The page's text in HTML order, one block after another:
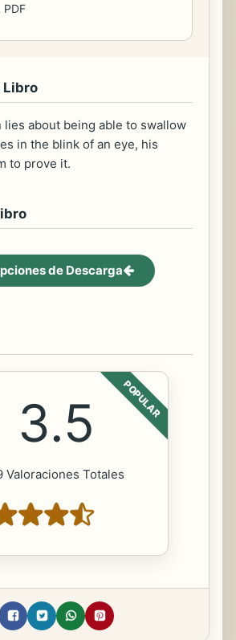
PDF
Libro
lies about being able to swallow
in the blink of an eye, his
to prove it.
de Descarga
POPULAR
3.5
Valoraciones Totales